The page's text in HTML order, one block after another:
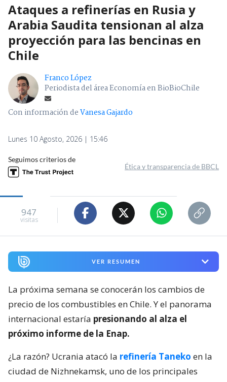
Ataques a refinerías en Rusia y
Arabia Saudita tensionan al alza
proyección para las bencinas en
Chile
Franco López
Periodista del área Economía en BioBioChile
Con información deVanesa Gajardo
Lunes 10 Agosto, 2026 | 15:46
Seguimos criterios de
Ética y transparencia de BBCL
947
visitas
VER RESUMEN
La próxima semana se conocerán los cambios de
precio de los combustibles en Chile. Y el panorama
internacional estaría presionando al alza el
próximo informe de la Enap.
¿La razón? Ucrania atacó la refinería Taneko en la
ciudad de Nizhnekamsk, uno de los principales